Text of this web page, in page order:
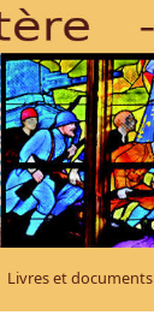
Livres et documents